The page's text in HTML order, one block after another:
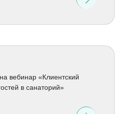
вебинар «Клиентский
в санаторий»